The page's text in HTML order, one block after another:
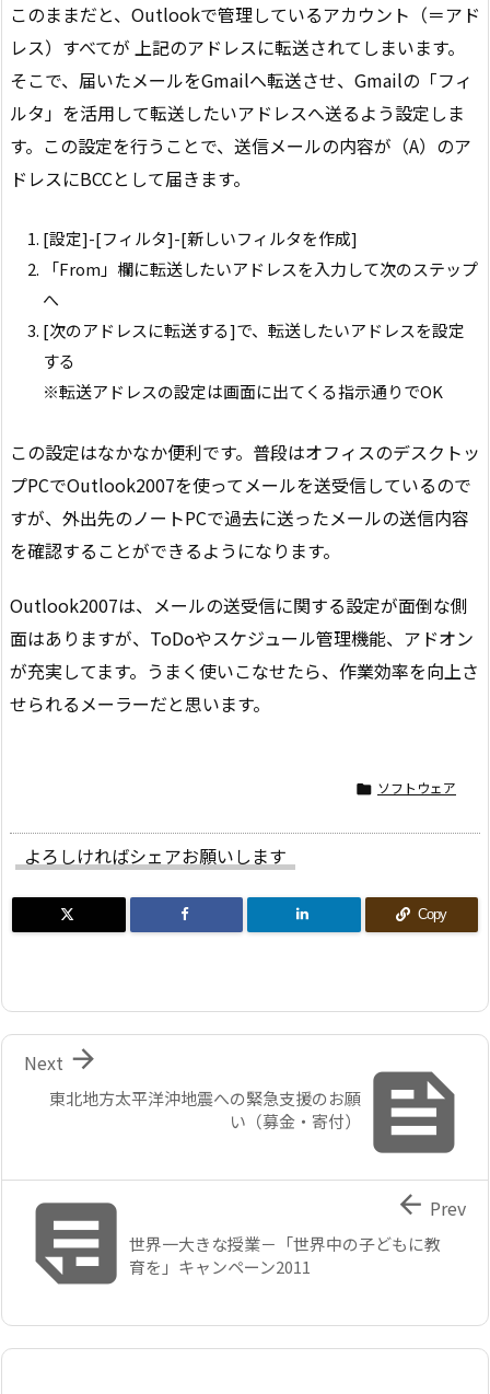
このままだと、Outlookで管理しているアカウント（＝アド
レス）すべてが 上記のアドレスに転送されてしまいます。
そこで、届いたメールをGmailへ転送させ、Gmailの「フィ
ルタ」を活用して転送したいアドレスへ送るよう設定しま
す。この設定を行うことで、送信メールの内容が（A）のア
ドレスにBCCとして届きます。
[設定]-[フィルタ]-[新しいフィルタを作成]
「From」欄に転送したいアドレスを入力して次のステップ
へ
[次のアドレスに転送する]で、転送したいアドレスを設定
する
※転送アドレスの設定は画面に出てくる指示通りでOK
この設定はなかなか便利です。普段はオフィスのデスクトッ
プPCでOutlook2007を使ってメールを送受信しているので
すが、外出先のノートPCで過去に送ったメールの送信内容
を確認することができるようになります。
Outlook2007は、メールの送受信に関する設定が面倒な側
面はありますが、ToDoやスケジュール管理機能、アドオン
が充実してます。うまく使いこなせたら、作業効率を向上さ
せられるメーラーだと思います。
 ソフトウェア
よろしければシェアお願いします
Copy

東北地方太平洋沖地震への緊急支援のお願
い（募金・寄付）

Next
世界一大きな授業－「世界中の子どもに教
育を」キャンペーン2011
 Prev